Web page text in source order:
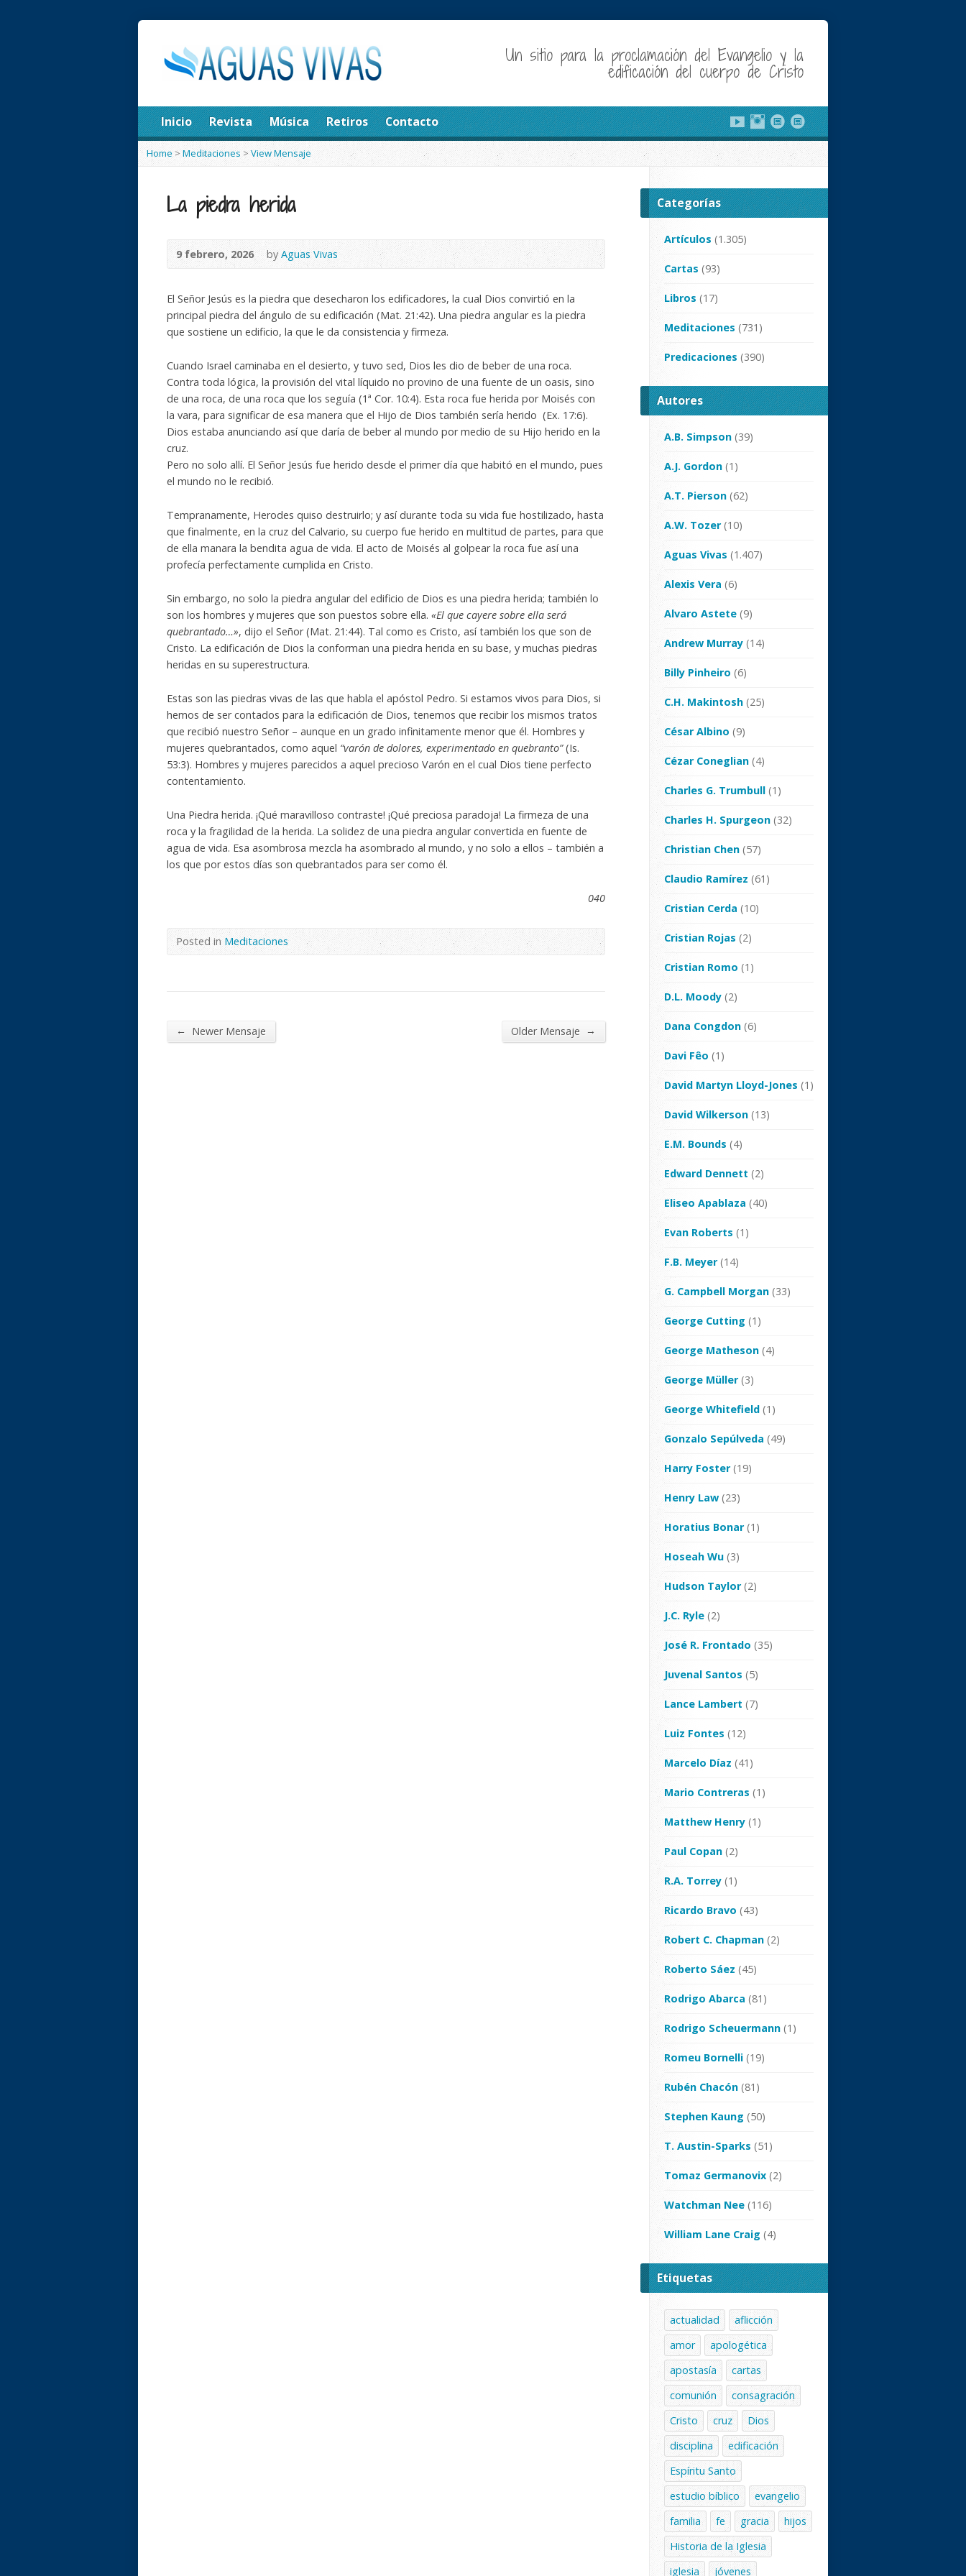
Un sitio para la proclamación del Evangelio y la
edificación del cuerpo de Cristo
Inicio Revista Música Retiros Contacto
Home > Meditaciones >View Mensaje
La piedra herida
9 febrero, 2026 byAguas Vivas
El Señor Jesús es la piedra que desecharon los edificadores, la cual Dios convirtió en la
principal piedra del ángulo de su edificación (Mat. 21:42). Una piedra angular es la piedra
que sostiene un edificio, la que le da consistencia y firmeza.
Cuando Israel caminaba en el desierto, y tuvo sed, Dios les dio de beber de una roca.
Contra toda lógica, la provisión del vital líquido no provino de una fuente de un oasis, sino
de una roca, de una roca que los seguía (1ª Cor. 10:4). Esta roca fue herida por Moisés con
la vara, para significar de esa manera que el Hijo de Dios también sería herido (Ex. 17:6).
Dios estaba anunciando así que daría de beber al mundo por medio de su Hijo herido en la
cruz.
Pero no solo allí. El Señor Jesús fue herido desde el primer día que habitó en el mundo, pues
el mundo no le recibió.
Tempranamente, Herodes quiso destruirlo; y así durante toda su vida fue hostilizado, hasta
que finalmente, en la cruz del Calvario, su cuerpo fue herido en multitud de partes, para que
de ella manara la bendita agua de vida. El acto de Moisés al golpear la roca fue así una
profecía perfectamente cumplida en Cristo.
Sin embargo, no solo la piedra angular del edificio de Dios es una piedra herida; también lo
son los hombres y mujeres que son puestos sobre ella. «El que cayere sobre ella será
quebrantado…», dijo el Señor (Mat. 21:44). Tal como es Cristo, así también los que son de
Cristo. La edificación de Dios la conforman una piedra herida en su base, y muchas piedras
heridas en su superestructura.
Estas son las piedras vivas de las que habla el apóstol Pedro. Si estamos vivos para Dios, si
hemos de ser contados para la edificación de Dios, tenemos que recibir los mismos tratos
que recibió nuestro Señor – aunque en un grado infinitamente menor que él. Hombres y
mujeres quebrantados, como aquel “varón de dolores, experimentado en quebranto”(Is.
53:3). Hombres y mujeres parecidos a aquel precioso Varón en el cual Dios tiene perfecto
contentamiento.
Una Piedra herida. ¡Qué maravilloso contraste! ¡Qué preciosa paradoja! La firmeza de una
roca y la fragilidad de la herida. La solidez de una piedra angular convertida en fuente de
agua de vida. Esa asombrosa mezcla ha asombrado al mundo, y no solo a ellos – también a
los que por estos días son quebrantados para ser como él.
040
Posted inMeditaciones
← Newer Mensaje Older Mensaje →
Categorías
Artículos (1.305)
Cartas (93)
Libros (17)
Meditaciones (731)
Predicaciones (390)
Autores
A.B. Simpson (39)
A.J. Gordon (1)
A.T. Pierson (62)
A.W. Tozer(10)
Aguas Vivas (1.407)
Alexis Vera (6)
Alvaro Astete (9)
Andrew Murray (14)
Billy Pinheiro (6)
C.H. Makintosh (25)
César Albino (9)
Cézar Coneglian (4)
Charles G. Trumbull (1)
Charles H. Spurgeon (32)
Christian Chen (57)
Claudio Ramírez (61)
Cristian Cerda (10)
Cristian Rojas (2)
Cristian Romo (1)
D.L. Moody (2)
Dana Congdon (6)
Davi Fêo (1)
David Martyn Lloyd-Jones (1)
David Wilkerson (13)
E.M. Bounds (4)
Edward Dennett (2)
Eliseo Apablaza (40)
Evan Roberts (1)
F.B. Meyer(14)
G. Campbell Morgan (33)
George Cutting (1)
George Matheson (4)
George Müller(3)
George Whitefield (1)
Gonzalo Sepúlveda (49)
Harry Foster(19)
Henry Law (23)
Horatius Bonar(1)
Hoseah Wu (3)
Hudson Taylor(2)
J.C. Ryle (2)
José R. Frontado (35)
Juvenal Santos (5)
Lance Lambert (7)
Luiz Fontes (12)
Marcelo Díaz (41)
Mario Contreras (1)
Matthew Henry (1)
Paul Copan (2)
R.A. Torrey (1)
Ricardo Bravo (43)
Robert C. Chapman (2)
Roberto Sáez (45)
Rodrigo Abarca (81)
Rodrigo Scheuermann (1)
Romeu Bornelli (19)
Rubén Chacón (81)
Stephen Kaung (50)
T. Austin-Sparks (51)
Tomaz Germanovix (2)
Watchman Nee (116)
William Lane Craig (4)
Etiquetas
actualidad
aflicción
amor
apologética
apostasía
cartas
comunión
consagración
Cristo
cruz
Dios
disciplina
edificación
Espíritu Santo
estudio bíblico
evangelio
familia
fe gracia
hijos
Historia de la Iglesia
iglesia
jóvenes